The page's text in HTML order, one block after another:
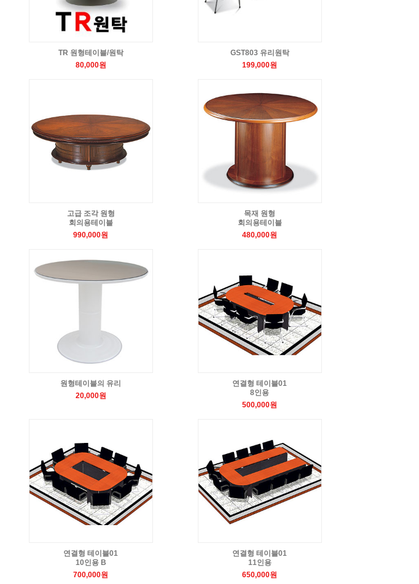
TR 원형테이블/원탁
80,000원
GST803 유리원탁
199,000원
고급 조각 원형
회의용테이블
990,000원
목재 원형
회의용테이블
480,000원
원형테이블의 유리
20,000원
연결형 테이블01
8인용
500,000원
연결형 테이블01
10인용 B
700,000원
연결형 테이블01
11인용
650,000원